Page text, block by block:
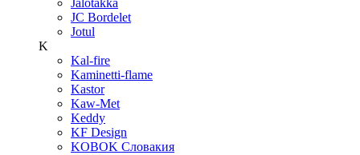
JC Bordelet
Jotul
K
Kal-fire
Kaminetti-flame
Kastor
Kaw-Met
Keddy
KF Design
KOBOK Словакия